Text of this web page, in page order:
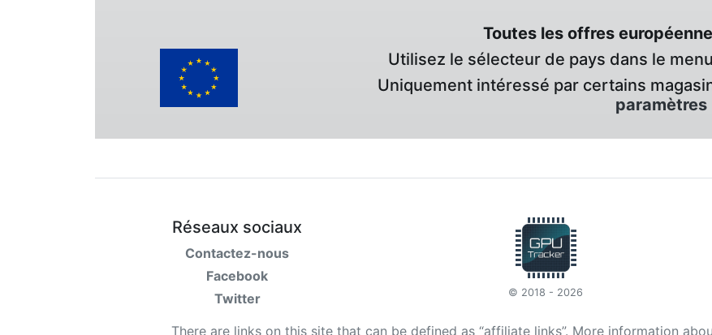
Toutes les offres
Utilisez le sélecteur de pays dans le
Uniquement intéressé par certains
paramètres
Réseaux sociaux
Contactez-nous
Facebook
Twitter
© 2018 - 2026
There are links on this site that can be defined as “affiliate links”. More information